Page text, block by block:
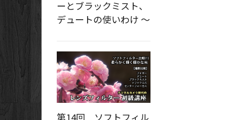
ーとブラックミスト、
デュートの使いわけ ～
第14回 ソフトフィル